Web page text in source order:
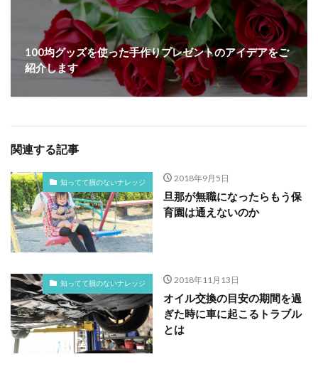
100均グッズを使った手作りプレゼントのアイデアをご
紹介します
関連する記事
知ってて損のないナレッジ 2018年9月5日
旦那が無職になったらもう保
育園は通えないのか
知ってて損のないナレッジ 2018年11月13日
オイル交換の目安の期間を過
ぎた時に車に起こるトラブル
とは